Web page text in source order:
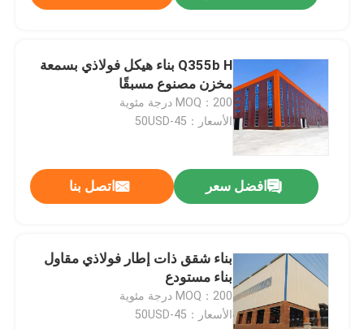
المنزل
المنتجات
Q355b H بناء هيكل فولاذي بسمعة
مخزن مصنوع مسبقًا
MOQ：200 درجة مئوية
الأسعار：45-50USD
افضل سعر اتصل بنا
بناء شقق ذات إطار فولاذي مقاول
بناء مستودع
MOQ：200 درجة مئوية
الأسعار：45-50USD